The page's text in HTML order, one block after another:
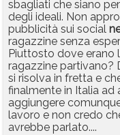
sbagliati che siano
degli ideali. Non
pubblicità sui social
ragazzine senza
Piuttosto dove erano
ragazzine
si risolva in fretta e
finalmente in Italia ad
aggiungere
lavoro e non credo
avrebbe parlato....